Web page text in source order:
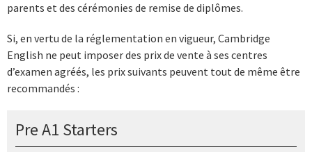
parents et des cérémonies de remise de diplômes.
Si, en vertu de la réglementation en vigueur, Cambridge
English ne peut imposer des prix de vente à ses centres
d’examen agréés, les prix suivants peuvent tout de même être
recommandés :
Pre A1 Starters